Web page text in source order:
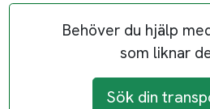
Behöver du hjälp
som liknar
Sök din